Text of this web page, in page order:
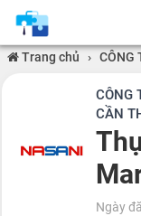
Trang chủ › CÔNG
CÔNG
CẦN
Ngày